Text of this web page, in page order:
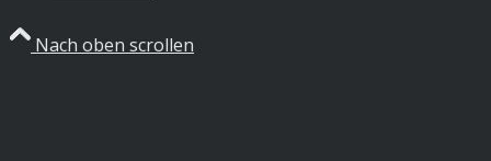
Nach oben scrollen